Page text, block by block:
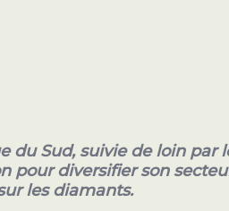
du Sud, suivie de loin par
pour diversifier son
les diamants.